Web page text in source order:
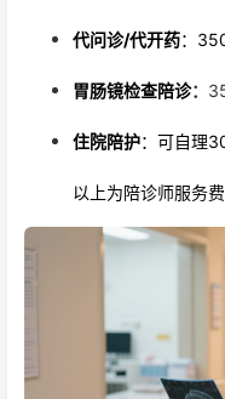
代问诊/代开药：
胃肠镜检查陪诊：
住院陪护：可自理
以上为陪诊师服务